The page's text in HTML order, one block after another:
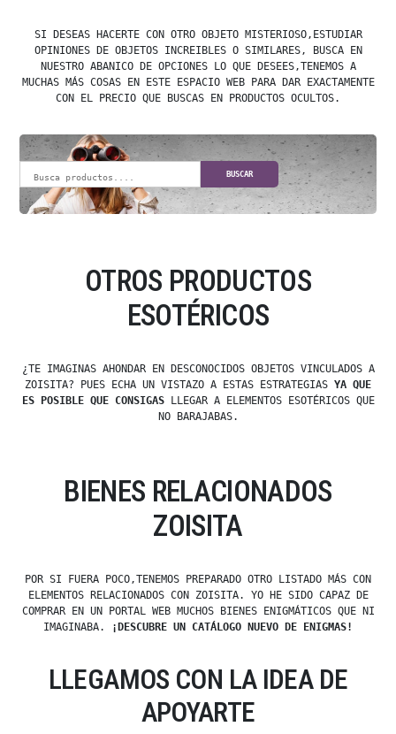
SI DESEAS HACERTE CON OTRO OBJETO MISTERIOSO,ESTUDIAR
OPINIONES DE OBJETOS INCREIBLES O SIMILARES, BUSCA EN
NUESTRO ABANICO DE OPCIONES LO QUE DESEES,TENEMOS A
MUCHAS MÁS COSAS EN ESTE ESPACIO WEB PARA DAR EXACTAMENTE
CON EL PRECIO QUE BUSCAS EN PRODUCTOS OCULTOS.
BUSCAR
OTROS PRODUCTOS
ESOTÉRICOS
¿TE IMAGINAS AHONDAR EN DESCONOCIDOS OBJETOS VINCULADOS A
ZOISITA? PUES ECHA UN VISTAZO A ESTAS ESTRATEGIAS YA QUE
ES POSIBLE QUE CONSIGASLLEGAR A ELEMENTOS ESOTÉRICOS QUE
NO BARAJABAS.
BIENES RELACIONADOS
ZOISITA
POR SI FUERA POCO,TENEMOS PREPARADO OTRO LISTADO MÁS CON
ELEMENTOS RELACIONADOS CON ZOISITA. YO HE SIDO CAPAZ DE
COMPRAR EN UN PORTAL WEB MUCHOS BIENES ENIGMÁTICOS QUE NI
IMAGINABA.
¡DESCUBRE UN CATÁLOGO NUEVO DE ENIGMAS!
LLEGAMOS CON LA IDEA DE
APOYARTE